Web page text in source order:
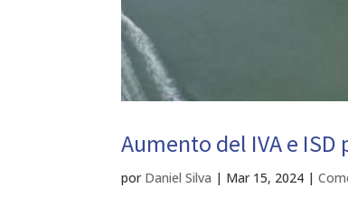
Aumento del IVA e
por Daniel Silva | Mar 15, 2024 |